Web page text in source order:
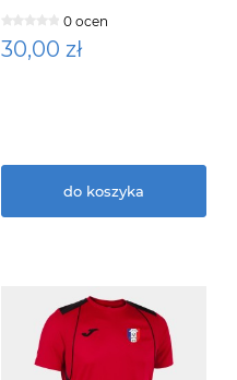
0 ocen
30,00 zł
do koszyka